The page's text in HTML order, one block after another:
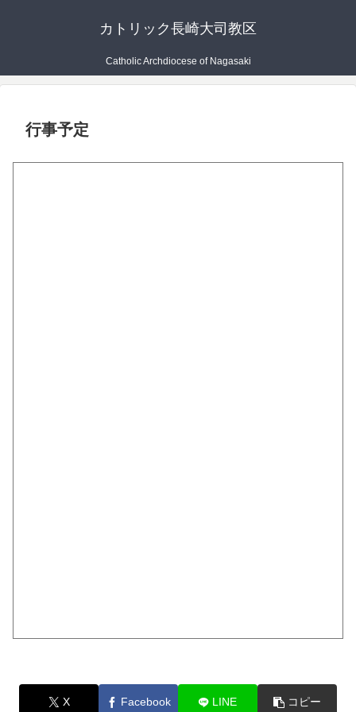
カトリック長崎大司教区
Catholic Archdiocese of Nagasaki
行事予定
X Facebook LINE コピー